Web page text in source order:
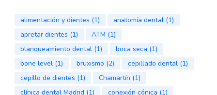
alimentación y dientes (1) anatomía dental (1)
apretar dientes (1) ATM (1)
blanqueamiento dental (1) boca seca (1)
bone level (1) bruxismo (2) cepillado dental (1)
cepillo de dientes (1) Chamartín (1)
clínica dental Madrid (1) conexión cónica (1)